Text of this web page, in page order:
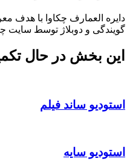
دایره العمارف چکاوا با هدف
گویندگی و دوبلاژ توسط سایت
این بخش در حال
استودیو ساند فیلم
استودیو سایه